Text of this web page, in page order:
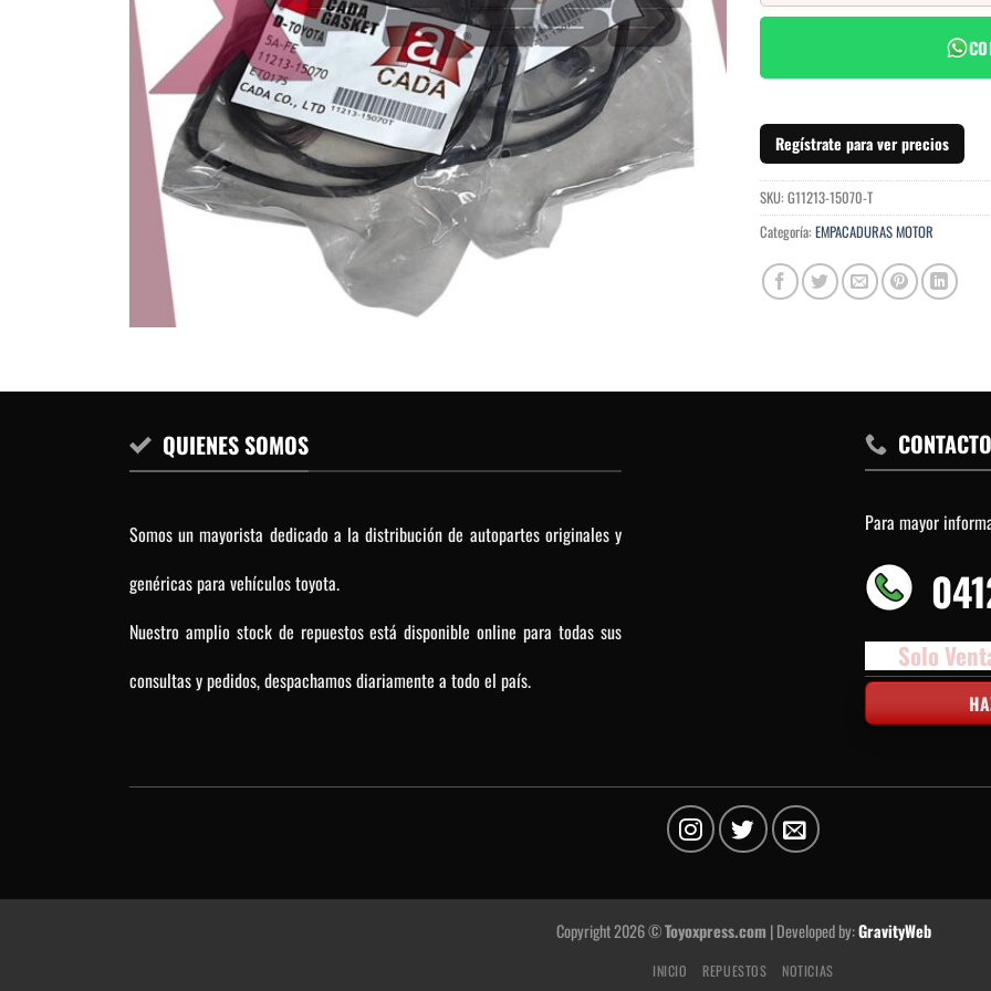
Regístrate para ver precios
SKU: G11213-15070-T
Categoría: EMPACADURAS MOTOR
QUIENES SOMOS
Somos un mayorista dedicado a la distribución de autopartes originales y
genéricas para vehículos toyota.
Nuestro amplio stock de repuestos está disponible online para todas sus
consultas y pedidos, despachamos diariamente a todo el país.
CONTACTO
Para mayor
Solo
Copyright 2026 ©Toyoxpress.com | Developed by:GravityWeb
INICIO REPUESTOS NOTICIAS